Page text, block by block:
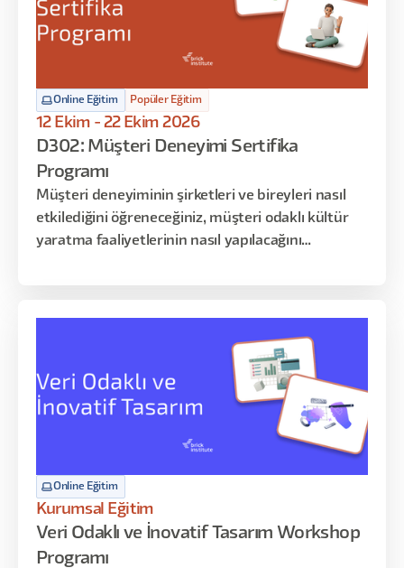
Online Eğitim Popüler Eğitim
12 Ekim - 22 Ekim 2026
D302: Müşteri Deneyimi Sertifika
Programı
Müşteri deneyiminin şirketleri ve bireyleri nasıl
etkilediğini öğreneceğiniz, müşteri odaklı kültür
yaratma faaliyetlerinin nasıl yapılacağını
Online Eğitim
Kurumsal Eğitim
Veri Odaklı ve İnovatif Tasarım Workshop
Programı